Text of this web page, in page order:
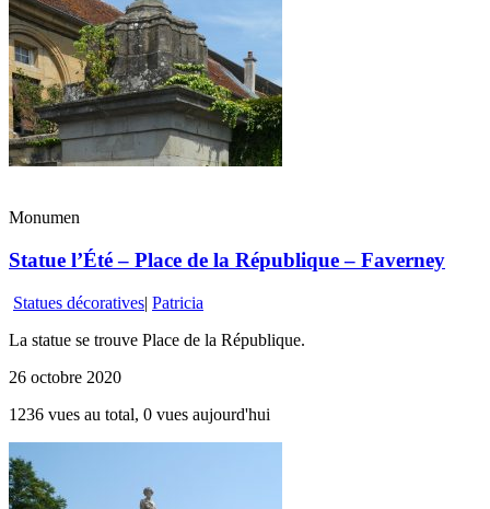
Monumen
Statue l’Été – Place de la République – Faverney
Statues décoratives| Patricia
La statue se trouve Place de la République.
26 octobre 2020
1236 vues au total, 0 vues aujourd'hui